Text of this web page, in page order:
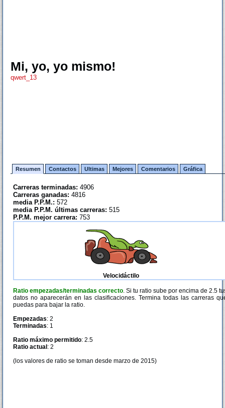
Mi, yo, yo mismo!
qwert_13
Resumen Contactos Ultimas Mejores Comentarios Gráfica
Carreras terminadas: 4906
Carreras ganadas: 4816
media P.P.M.: 572
media P.P.M. últimas carreras: 515
P.P.M. mejor carrera: 753
Velocidáctilo
Ratio empezadas/terminadas correcto. Si tu ratio sube por encima de 2.5
datos no aparecerán en las clasificaciones. Termina todas las carreras
puedas para bajar la ratio.
Empezadas: 2
Terminadas: 1
Ratio máximo permitido: 2.5
Ratio actual : 2
(los valores de ratio se toman desde marzo de 2015)